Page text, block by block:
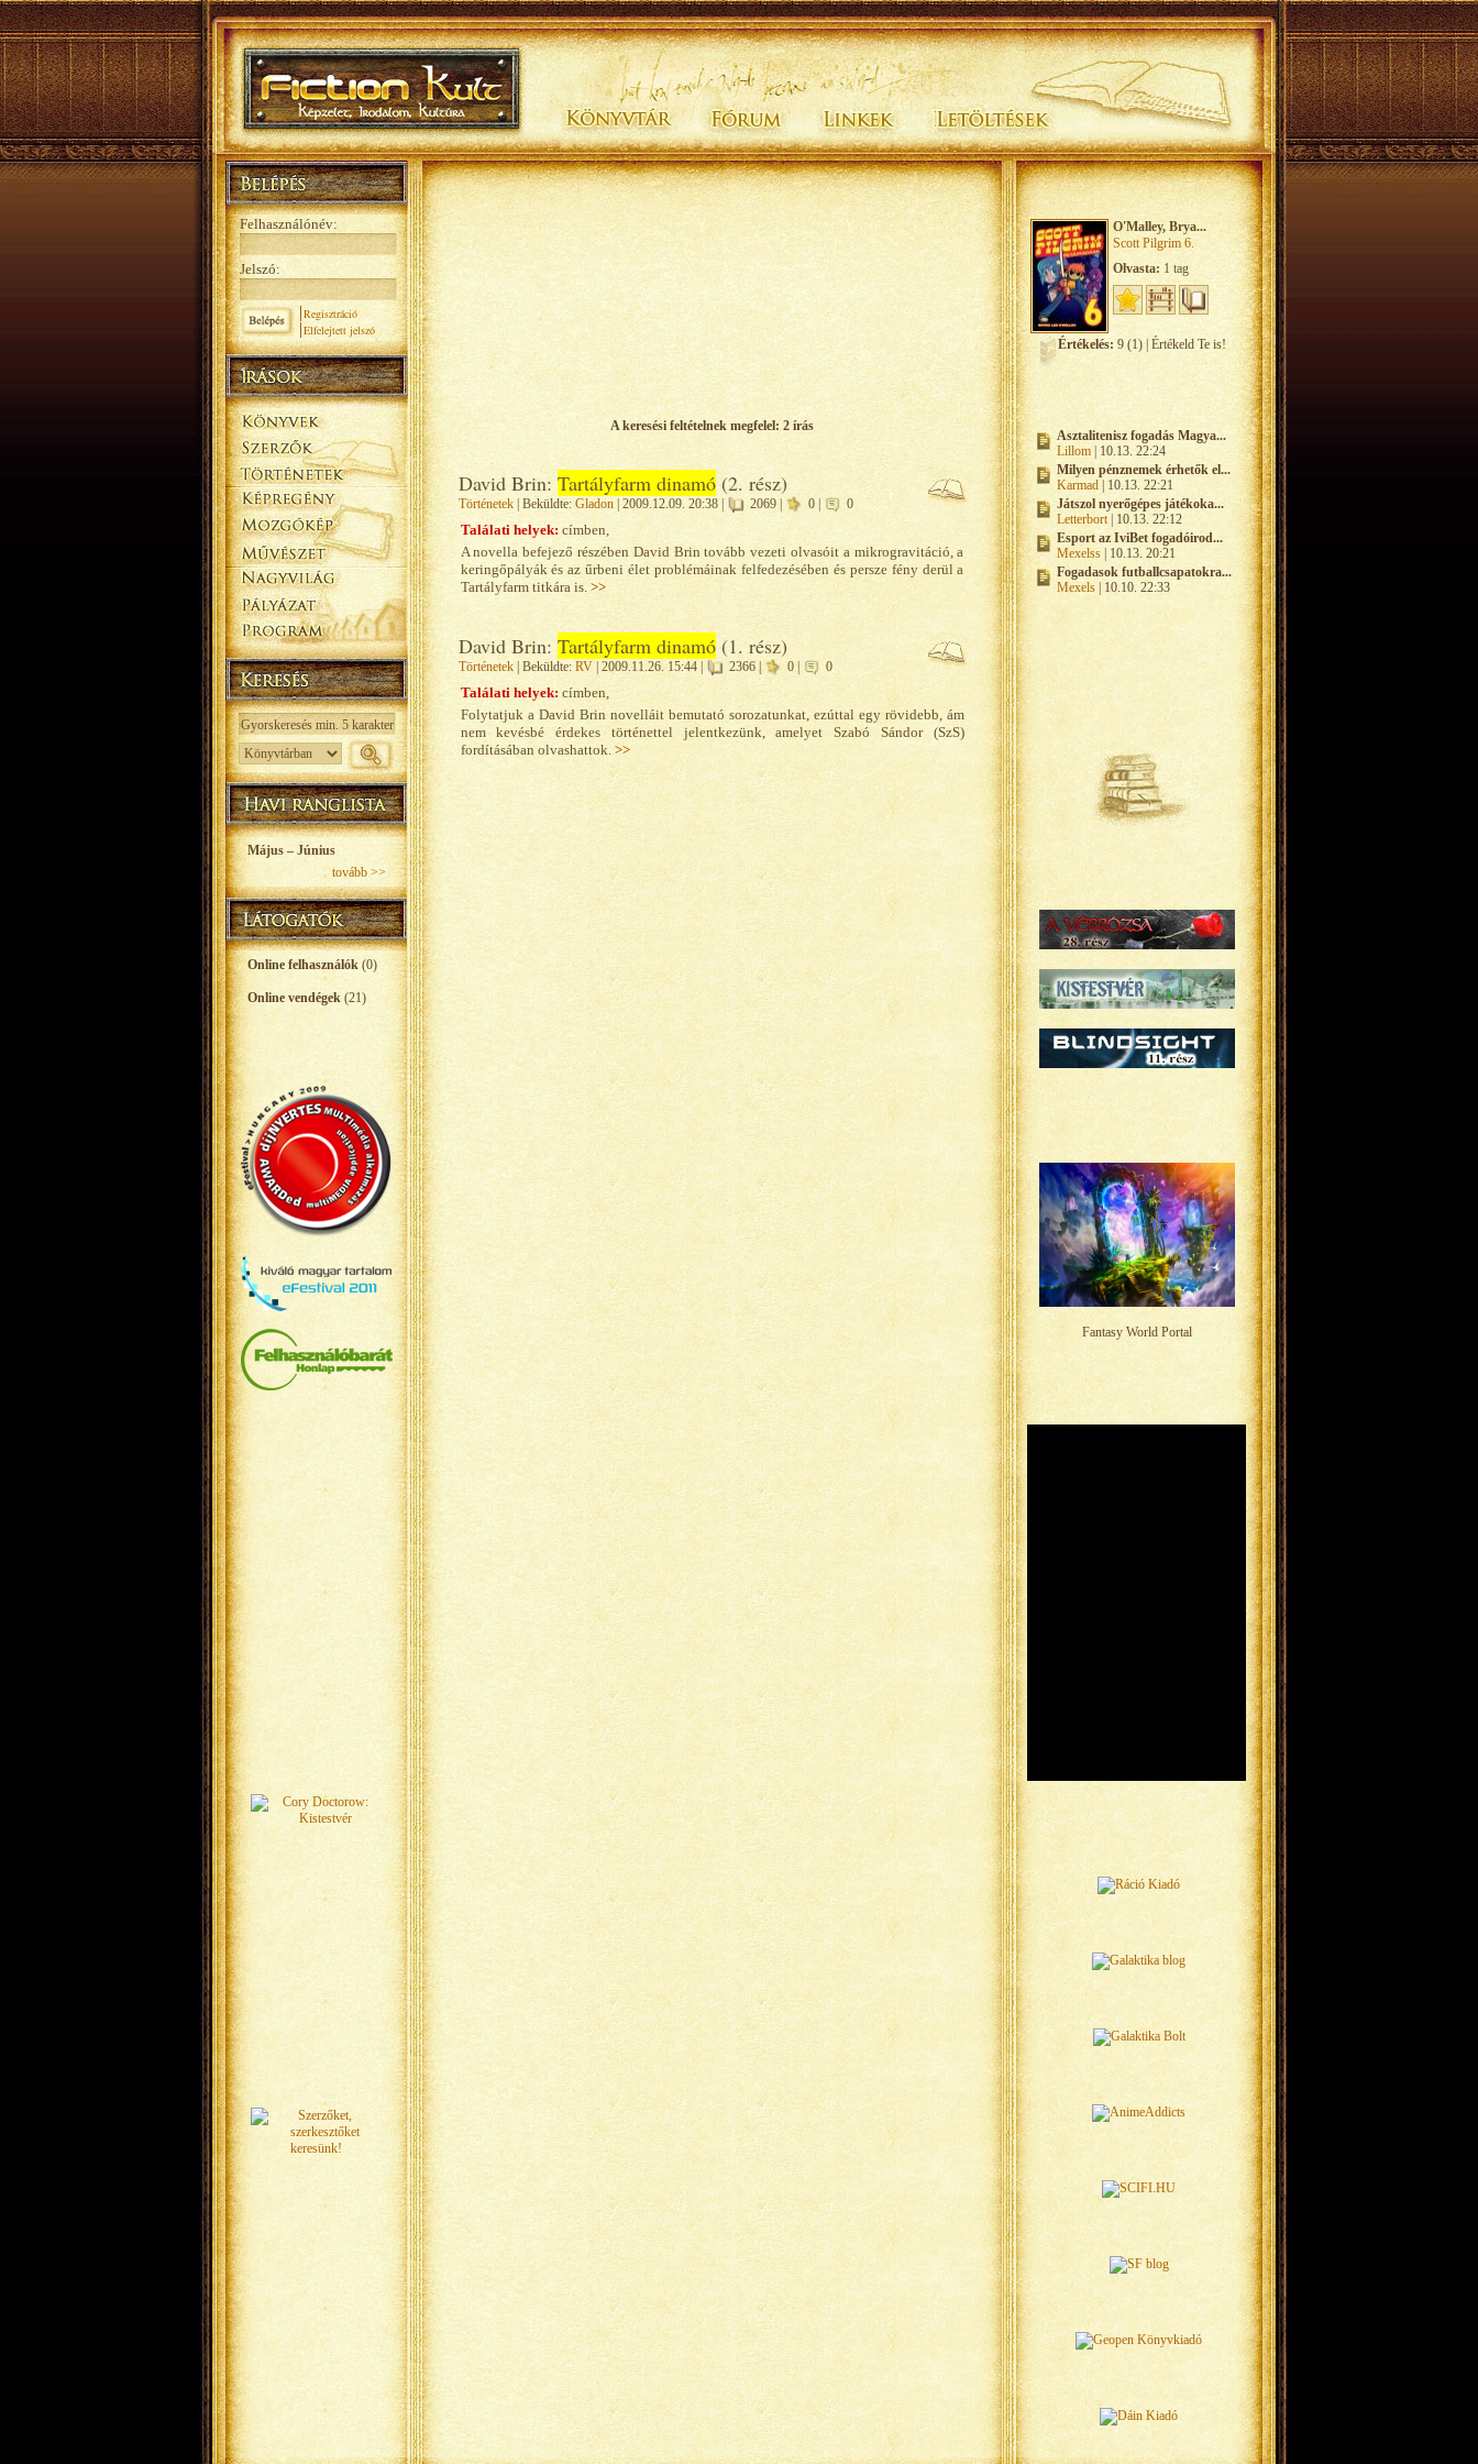
Felhasználónév:
Jelszó:
Regisztráció
Elfelejtett jelszó
Május – Június
tovább >>
Online felhasználók (0)
Online vendégek(21)
A keresési feltételnek megfelel: 2 írás
David Brin: Tartályfarm dinamó(2. rész)
Történetek| Beküldte: Gladon| 2009.12.09. 20:38 | 2069 | 0 | 0
Találati helyek: címben,
A novella befejező részében David Brin tovább vezeti olvasóit a mikrogravitáció, a
keringőpályák és az űrbeni élet problémáinak felfedezésében és persze fény derül a
Tartályfarm titkára is. >>
David Brin: Tartályfarm dinamó(1. rész)
Történetek| Beküldte: RV| 2009.11.26. 15:44 | 2366 | 0 | 0
Találati helyek: címben,
Folytatjuk a David Brin novelláit bemutató sorozatunkat, ezúttal egy rövidebb, ám
nem kevésbé érdekes történettel jelentkezünk, amelyet Szabó Sándor (SzS)
fordításában olvashattok. >>
O'Malley, Brya...
Scott Pilgrim 6.
Olvasta: 1 tag
Értékelés: 9 (1) | Értékeld Te is!
Asztalitenisz fogadás Magya...
Lillom| 10.13. 22:24
Milyen pénznemek érhetők el...
Karmad| 10.13. 22:21
Játszol nyerőgépes játékoka...
Letterbort| 10.13. 22:12
Esport az IviBet fogadóirod...
Mexelss| 10.13. 20:21
Fogadasok futballcsapatokra...
Mexels| 10.10. 22:33
Fantasy World Portal